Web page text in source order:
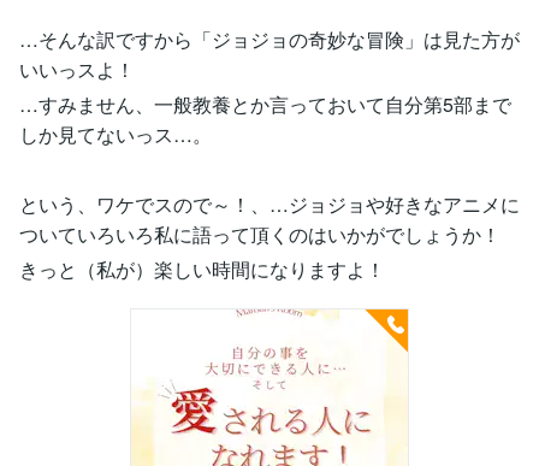
…そんな訳ですから「ジョジョの奇妙な冒険」は見た方が
いいっスよ！
…すみません、一般教養とか言っておいて自分第5部まで
しか見てないっス…。
という、ワケでスので～！、…ジョジョや好きなアニメに
ついていろいろ私に語って頂くのはいかがでしょうか！
きっと（私が）楽しい時間になりますよ！